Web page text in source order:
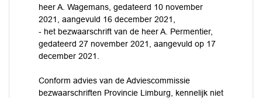
heer A. Wagemans, gedateerd 10 november
2021, aangevuld 16 december 2021,
- het bezwaarschrift van de heer A. Permentier,
gedateerd 27 november 2021, aangevuld op 17
december 2021.
Conform advies van de Adviescommissie
bezwaarschriften Provincie Limburg, kennelijk niet